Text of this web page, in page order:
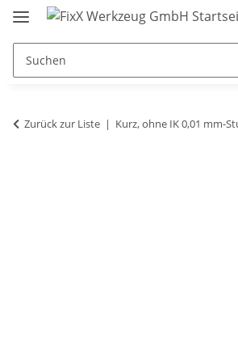
Zurück zur Liste Kurz, ohne IK 0,01 mm-